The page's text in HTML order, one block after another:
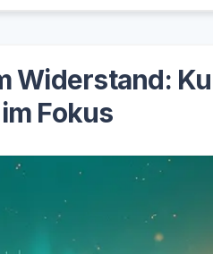
Widerstand:
Fokus